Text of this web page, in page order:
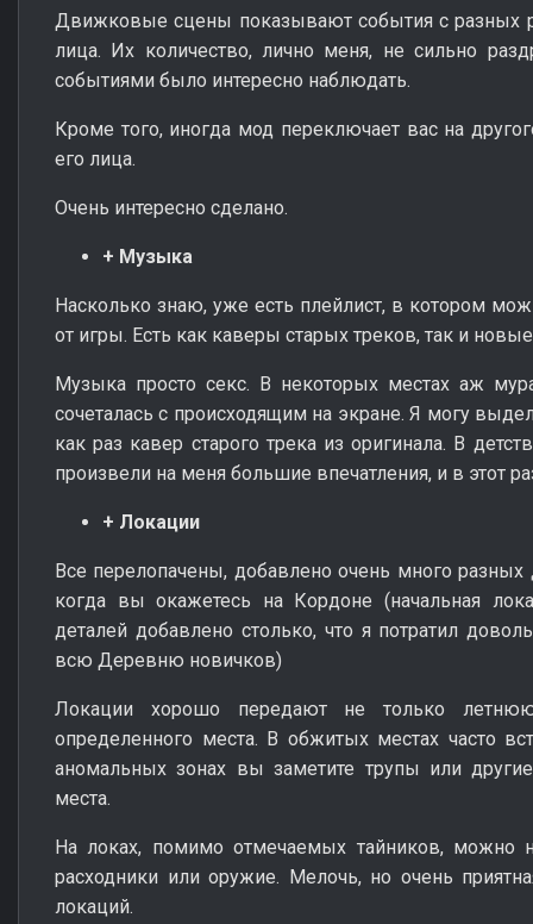
Движковые сцены показывают события с разных
лица. Их количество, лично меня, не сильно
событиями было интересно наблюдать.
Кроме того, иногда мод переключает вас на
его лица.
Очень интересно сделано.
+ Музыка
Насколько знаю, уже есть плейлист, в котором
от игры. Есть как каверы старых треков, так и
Музыка просто секс. В некоторых местах аж
сочеталась с происходящим на экране. Я могу
как раз кавер старого трека из оригинала. В
произвели на меня большие впечатления, и в этот
+ Локации
Все перелопачены, добавлено очень много разных
когда вы окажетесь на Кордоне (начальная
деталей добавлено столько, что я потратил
всю Деревню новичков)
Локации хорошо передают не только
определенного места. В обжитых местах часто
аномальных зонах вы заметите трупы или
места.
На локах, помимо отмечаемых тайников, можно
расходники или оружие. Мелочь, но очень
локаций.